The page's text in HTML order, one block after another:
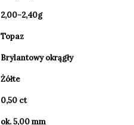
2,00-2,40g
Topaz
Brylantowy okrągły
Żółte
0,50 ct
ok. 5,00 mm